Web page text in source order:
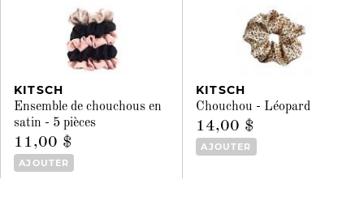
KITSCH
Ensemble de chouchous en
satin - 5 pièces
11,00 $
AJOUTER
KITSCH
Chouchou - Léopard
14,00 $
AJOUTER